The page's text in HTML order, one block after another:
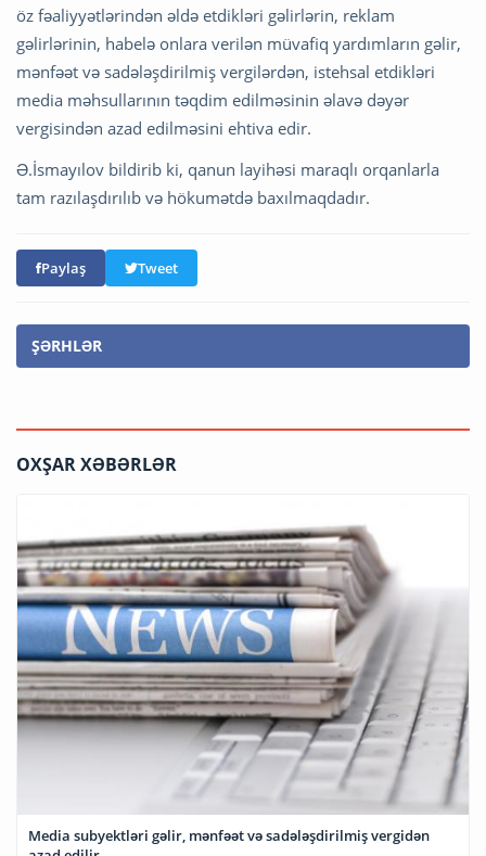
öz fəaliyyətlərindən əldə etdikləri gəlirlərin, reklam
gəlirlərinin, habelə onlara verilən müvafiq yardımların gəlir,
mənfəət və sadələşdirilmiş vergilərdən, istehsal etdikləri
media məhsullarının təqdim edilməsinin əlavə dəyər
vergisindən azad edilməsini ehtiva edir.
Ə.İsmayılov bildirib ki, qanun layihəsi maraqlı orqanlarla
tam razılaşdırılıb və hökumətdə baxılmaqdadır.
Paylaş Tweet
ŞƏRHLƏR
OXŞAR XƏBƏRLƏR
Media subyektləri gəlir, mənfəət və sadələşdirilmiş vergidən